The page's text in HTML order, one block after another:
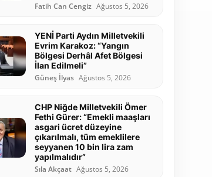
Fatih Can Cengiz Ağustos 5, 2026
YENİ Parti Aydın Milletvekili
Evrim Karakoz: “Yangın
Bölgesi Derhâl Afet Bölgesi
İlan Edilmeli”
Güneş İlyas Ağustos 5, 2026
CHP Niğde Milletvekili Ömer
Fethi Gürer: “Emekli maaşları
asgari ücret düzeyine
çıkarılmalı, tüm emeklilere
seyyanen 10 bin lira zam
yapılmalıdır”
Sıla Akçaat Ağustos 5, 2026